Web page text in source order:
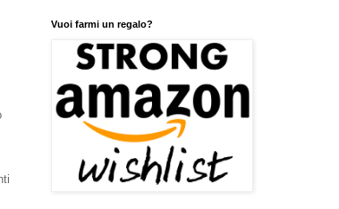
Vuoi farmi un regalo?